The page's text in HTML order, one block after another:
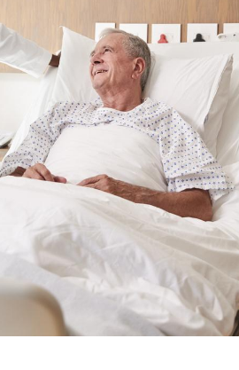
Cytomégalovirus : ce qui
change dans la prise en
charge des femmes
enceintes
La sieste empêche-t-elle
de dormir la nuit ?
VIH : la fin du comprimé
tous les jours se profile-t-
elle enfin ?